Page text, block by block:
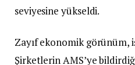
seviyesine yükseldi.
Zayıf ekonomik görünüm,
Şirketlerin AMS’ye